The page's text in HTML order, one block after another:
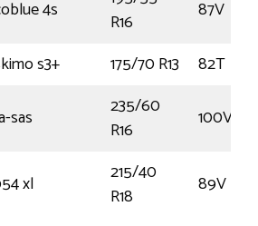
4s
R16
87V
s3+ 175/70 R13
82T
sas
235/60
R16
100V
xl
215/40
R18
89V